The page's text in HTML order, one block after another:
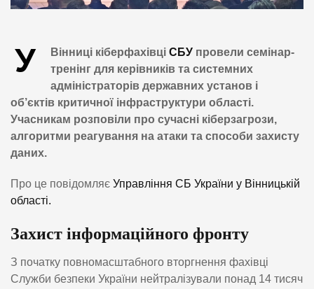
У Вінниці кіберфахівці СБУ провели семінар-
тренінг для керівників та системних
адміністраторів державних установ і
об’єктів критичної інфраструктури області.
Учасникам розповіли про сучасні кіберзагрози,
алгоритми реагування на атаки та способи захисту
даних.
Про це повідомляє Управління СБ України у Вінницькій
області.
Захист інформаційного фронту
З початку повномасштабного вторгнення фахівці
Служби безпеки України нейтралізували понад 14 тисяч